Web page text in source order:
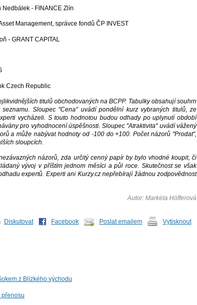
- FINANCE Zlín
Management, správce fondů ČP INVEST
- GRANT CAPITAL
Czech Republic
titulů obchodovaných na BCPP. Tabulky obsahují souhrn
Sloupec "Cena" uvádí pondělní kurz vybraných titulů, ze
vycházeli. S touto hodnotou budou odhady po uplynutí období
pro vyhodnocení úspěšnosti. Sloupec "Atraktivita" uvádí vážený
a může nabývat hodnoty od -100 do +100. Počet názorů "Prodat",
sloupcích.
názorů, zda určitý cenný papír by bylo vhodné koupit, či
vývoj v příštím jednom měsíci a půl roce. Skutečnost se však
expertů. Experti ani Kurzy.cz nepřebírají žádnou zodpovědnost
Autor: Markéta Höfferová
Diskutovat Facebook Poslat emailem Vytisknout
z Blízkého východu
přenosu